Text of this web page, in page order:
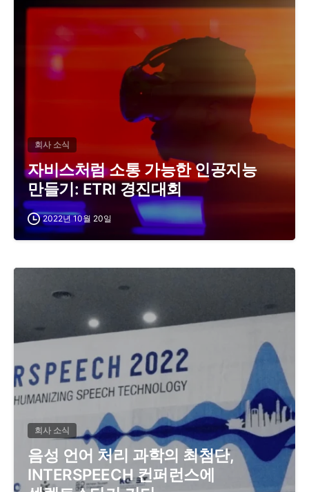
회사 소식
자비스처럼 소통 가능한 인공지능
만들기: ETRI 경진대회
2022년 10월 20일
회사 소식
음성 언어 처리 과학의 최첨단,
INTERSPEECH 컨퍼런스에